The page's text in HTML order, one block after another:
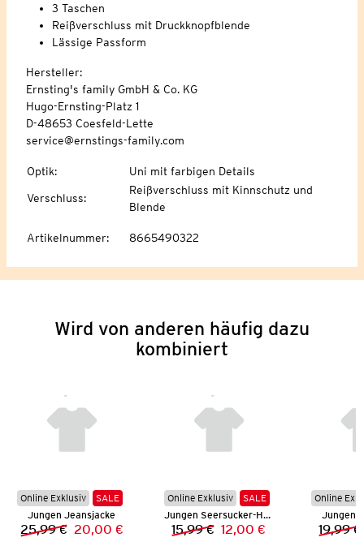
3 Taschen
Reißverschluss mit Druckknopfblende
Lässige Passform
Hersteller:
Ernsting's family GmbH & Co. KG
Hugo-Ernsting-Platz 1
D-48653 Coesfeld-Lette
service@ernstings-family.com
Optik: Uni mit farbigen Details
Verschluss:
Reißverschluss mit Kinnschutz und
Blende
Artikelnummer: 8665490322
Wird von anderen häufig dazu
kombiniert
Online Exklusiv
SALE
Jungen Jeansjacke
Vorheriger Preis:
25,99 € Neuer Preis:
20,00 €
Online Exklusiv
SALE
Jungen Seersucker-Hemd
Vorheriger Preis:
15,99 € Neuer Preis:
12,00 €
Online
Jungen
19,99 €